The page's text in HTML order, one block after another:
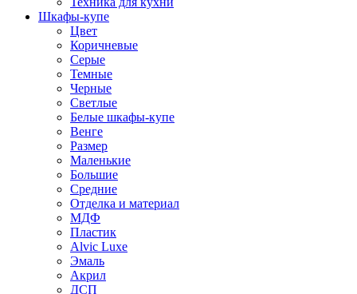
Шкафы-купе
Цвет
Коричневые
Серые
Темные
Черные
Светлые
Белые шкафы-купе
Венге
Размер
Маленькие
Большие
Средние
Отделка и материал
МДФ
Пластик
Alvic Luxe
Эмаль
Акрил
ДСП